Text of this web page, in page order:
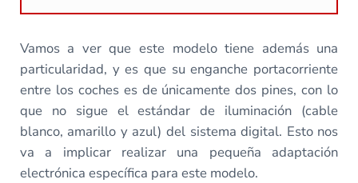
Vamos a ver que este modelo tiene además una
particularidad, y es que su enganche portacorriente
entre los coches es de únicamente dos pines, con lo
que no sigue el estándar de iluminación (cable
blanco, amarillo y azul) del sistema digital. Esto nos
va a implicar realizar una pequeña adaptación
electrónica específica para este modelo.